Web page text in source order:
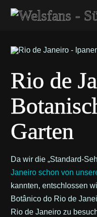
Rio de
Garten
Da wir die „Standard-
Janeiro schon von
kannten, entschlossen
Botânico do Rio de
Rio de Janeiro zu